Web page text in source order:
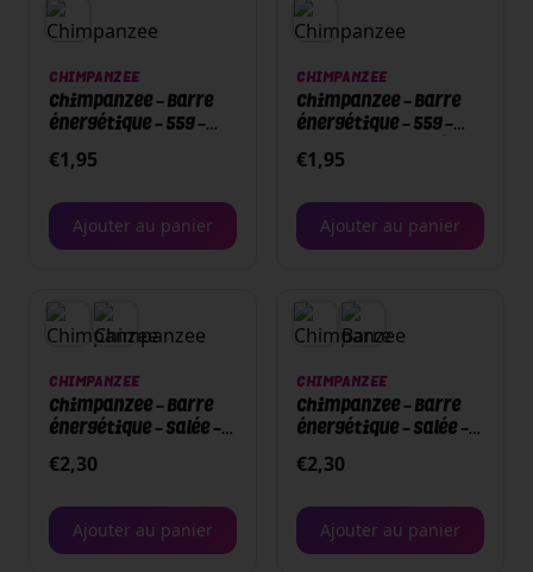
CHIMPANZEE
Chimpanzee - Barre
énergétique - 55g -
de sel
€1,95
Ajouter au panier
CHIMPANZEE
Chimpanzee - Barre
énergétique - 55g -
€1,95
Ajouter au panier
CHIMPANZEE
Chimpanzee - Barre
énergétique - Salée -
€2,30
Ajouter au panier
CHIMPANZEE
Chimpanzee - Barre
énergétique - Salée -
€2,30
Ajouter au panier